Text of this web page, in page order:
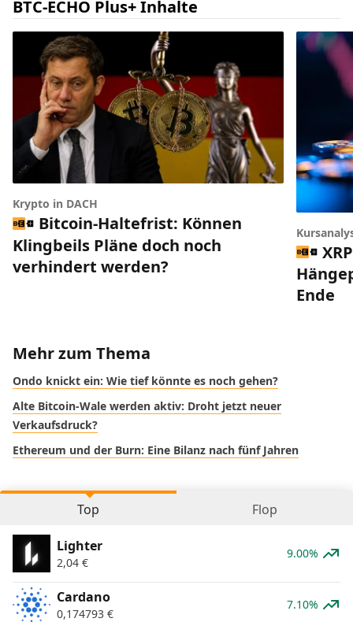
BTC-ECHO Plus+ Inhalte
Krypto in DACH
Bitcoin-Haltefrist: Können
Klingbeils Pläne doch noch
verhindert werden?
Ende
Mehr zum Thema
Ondo knickt ein: Wie tief könnte es noch gehen?
Alte Bitcoin-Wale werden aktiv: Droht jetzt neuer
Verkaufsdruck?
Ethereum und der Burn: Eine Bilanz nach fünf Jahren
Top Flop
Lighter
2,04 €
9.00%
Cardano
0,174793 €
7.10%